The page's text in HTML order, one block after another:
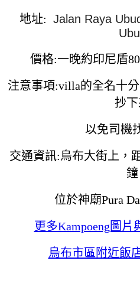
地址: Jalan Raya
價格:一晚約印尼盾
注意事項:villa的全名十
抄
以免司機
交通資訊:烏布大街上，
鐘
位於神廟Pura
更多Kampoeng圖
烏布市區附近飯